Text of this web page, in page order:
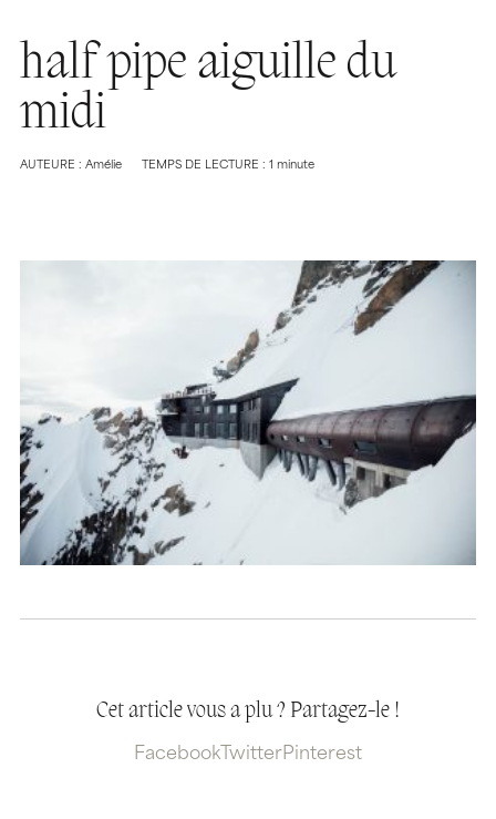
half pipe aiguille du
midi
AUTEURE : Amélie TEMPS DE LECTURE : 1 minute
Cet article vous a plu ? Partagez-le !
Facebook TwitterPinterest